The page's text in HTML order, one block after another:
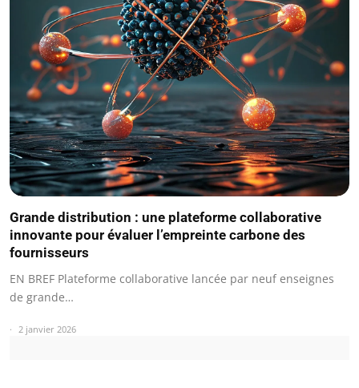
Grande distribution : une plateforme collaborative
innovante pour évaluer l’empreinte carbone des
fournisseurs
EN BREF Plateforme collaborative lancée par neuf enseignes
de grande…
2 janvier 2026